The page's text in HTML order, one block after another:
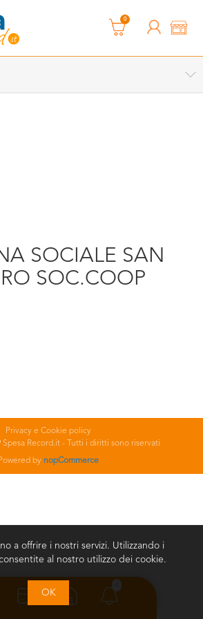
0
SOCIALE SAN
SOC.COOP
Privacy e Cookie policy
Record.it - Tutti i diritti sono riservati
by nopCommerce
a offrire i nostri servizi. Utilizzando i
al nostro utilizzo dei cookie.
OK